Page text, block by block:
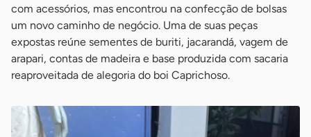
com acessórios, mas encontrou na confecção de bolsas
um novo caminho de negócio. Uma de suas peças
expostas reúne sementes de buriti, jacarandá, vagem de
arapari, contas de madeira e base produzida com sacaria
reaproveitada de alegoria do boi Caprichoso.